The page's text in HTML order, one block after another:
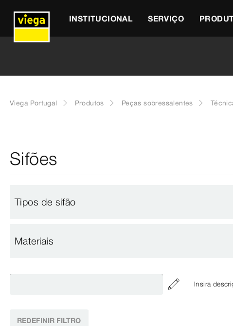
INSTITUCIONAL SERVIÇO
Viega Portugal Produtos Peças sobressalentes
Sifões
Tipos de sifão
Materiais
Insira
REDEFINIR FILTRO